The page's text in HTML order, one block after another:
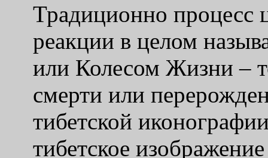
Традиционно процесс
реакции в целом
или Колесом Жизни –
смерти или
тибетской
тибетское